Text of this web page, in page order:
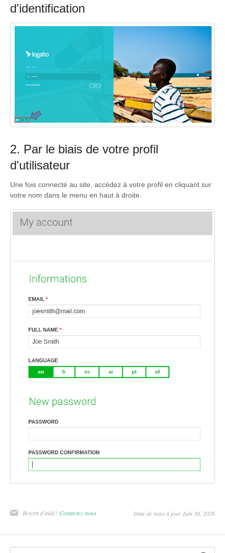
d'identification
2. Par le biais de votre profil
d'utilisateur
Une fois connecté au site, accédez à votre profil en cliquant sur
votre nom dans le menu en haut à droite.
Besoin d'aide? Contactez-nous Date de mise à jour Juin 30, 2026